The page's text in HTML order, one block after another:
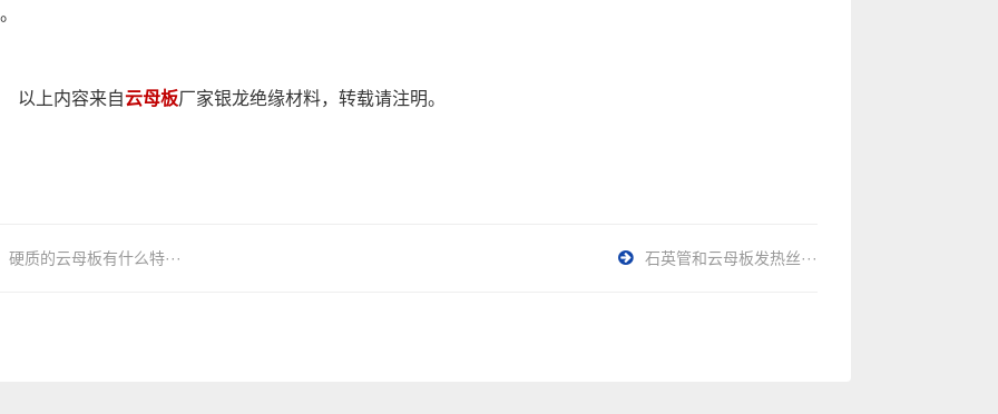
上内容来自云母板厂家银龙绝缘材料，转载请注明。
硬质的云母板有什么特··· 石英管和云母板发热丝···